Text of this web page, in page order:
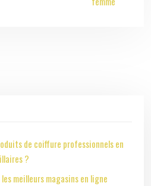
de coiffure professionnels en
?
meilleurs magasins en ligne